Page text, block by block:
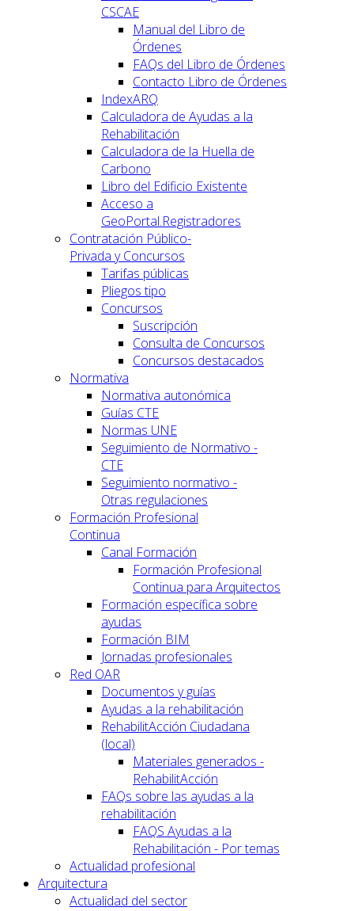
CSCAE
Manual del Libro de
Órdenes
FAQs del Libro de Órdenes
Contacto Libro de Órdenes
IndexARQ
Calculadora de Ayudas a la
Rehabilitación
Calculadora de la Huella de
Carbono
Libro del Edificio Existente
Acceso a
GeoPortal.Registradores
Contratación Público-
Privada y Concursos
Tarifas públicas
Pliegos tipo
Concursos
Suscripción
Consulta de Concursos
Concursos destacados
Normativa
Normativa autonómica
Guías CTE
Normas UNE
Seguimiento de Normativo -
CTE
Seguimiento normativo -
Otras regulaciones
Formación Profesional
Continua
Canal Formación
Formación Profesional
Continua para Arquitectos
Formación específica sobre
ayudas
Formación BIM
Jornadas profesionales
Red OAR
Documentos y guías
Ayudas a la rehabilitación
RehabilitAcción Ciudadana
(local)
Materiales generados -
RehabilitAcción
FAQs sobre las ayudas a la
rehabilitación
FAQS Ayudas a la
Rehabilitación - Por temas
Actualidad profesional
Arquitectura
Actualidad del sector